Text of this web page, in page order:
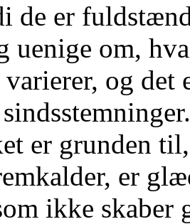
de er
om,
og det
er grunden
er
ikke